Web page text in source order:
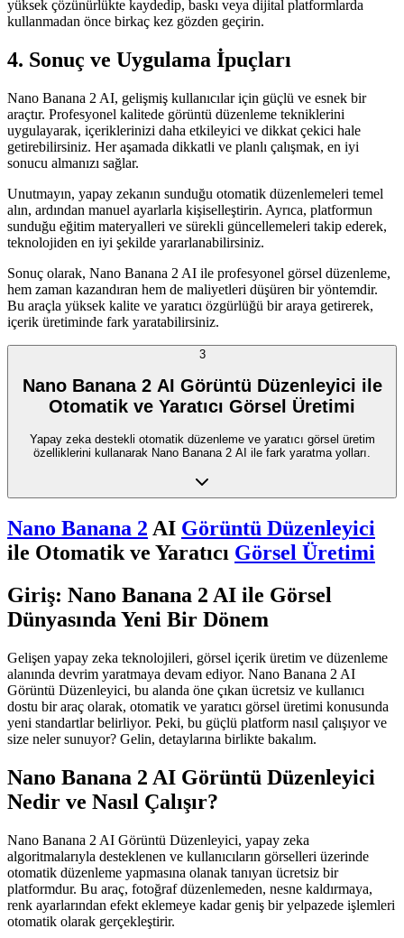
yüksek çözünürlükte kaydedip, baskı veya dijital platformlarda
kullanmadan önce birkaç kez gözden geçirin.
4. Sonuç ve Uygulama İpuçları
Nano Banana 2 AI, gelişmiş kullanıcılar için güçlü ve esnek bir
araçtır. Profesyonel kalitede görüntü düzenleme tekniklerini
uygulayarak, içeriklerinizi daha etkileyici ve dikkat çekici hale
getirebilirsiniz. Her aşamada dikkatli ve planlı çalışmak, en iyi
sonucu almanızı sağlar.
Unutmayın, yapay zekanın sunduğu otomatik düzenlemeleri temel
alın, ardından manuel ayarlarla kişiselleştirin. Ayrıca, platformun
sunduğu eğitim materyalleri ve sürekli güncellemeleri takip ederek,
teknolojiden en iyi şekilde yararlanabilirsiniz.
Sonuç olarak, Nano Banana 2 AI ile profesyonel görsel düzenleme,
hem zaman kazandıran hem de maliyetleri düşüren bir yöntemdir.
Bu araçla yüksek kalite ve yaratıcı özgürlüğü bir araya getirerek,
içerik üretiminde fark yaratabilirsiniz.
3
Nano Banana 2 AI Görüntü Düzenleyici ile
Otomatik ve Yaratıcı Görsel Üretimi
Yapay zeka destekli otomatik düzenleme ve yaratıcı görsel üretim
özelliklerini kullanarak Nano Banana 2 AI ile fark yaratma yolları.
Nano Banana 2 AI Görüntü Düzenleyici
ile Otomatik ve Yaratıcı Görsel Üretimi
Giriş: Nano Banana 2 AI ile Görsel
Dünyasında Yeni Bir Dönem
Gelişen yapay zeka teknolojileri, görsel içerik üretim ve düzenleme
alanında devrim yaratmaya devam ediyor. Nano Banana 2 AI
Görüntü Düzenleyici, bu alanda öne çıkan ücretsiz ve kullanıcı
dostu bir araç olarak, otomatik ve yaratıcı görsel üretimi konusunda
yeni standartlar belirliyor. Peki, bu güçlü platform nasıl çalışıyor ve
size neler sunuyor? Gelin, detaylarına birlikte bakalım.
Nano Banana 2 AI Görüntü Düzenleyici
Nedir ve Nasıl Çalışır?
Nano Banana 2 AI Görüntü Düzenleyici, yapay zeka
algoritmalarıyla desteklenen ve kullanıcıların görselleri üzerinde
otomatik düzenleme yapmasına olanak tanıyan ücretsiz bir
platformdur. Bu araç, fotoğraf düzenlemeden, nesne kaldırmaya,
renk ayarlarından efekt eklemeye kadar geniş bir yelpazede işlemleri
otomatik olarak gerçekleştirir.